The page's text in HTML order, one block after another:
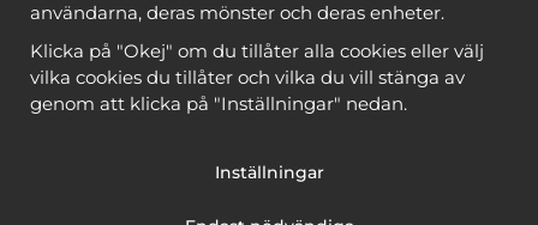
Copyright © 2026, Marks & Kattens AB
användarna, deras mönster och deras enheter.
Klicka på "Okej" om du tillåter alla cookies eller välj
vilka cookies du tillåter och vilka du vill stänga av
genom att klicka på "Inställningar" nedan.
Inställningar